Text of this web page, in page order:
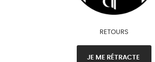
RETOURS
JE ME RÉTRACTE